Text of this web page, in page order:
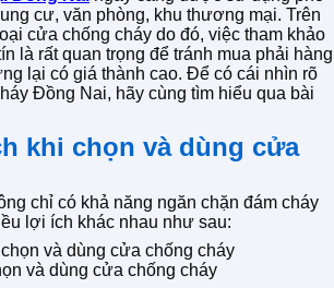
cư, văn phòng, khu thương mại. Trên
cửa chống cháy do đó, việc tham khảo
là rất quan trọng để tránh mua phải hàng
lại có giá thành cao. Để có cái nhìn rõ
Đồng Nai, hãy cùng tìm hiểu qua bài
khi chọn và dùng cửa
chỉ có khả năng ngăn chặn đám cháy
lợi ích khác nhau như sau:
và dùng cửa chống cháy